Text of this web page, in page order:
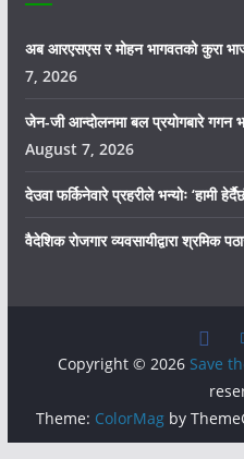
अब आरएसएस र मोहन भागवतको कुरा
7, 2026
जेन-जी आन्दोलनमा बल प्रयोगबारे गगन
August 7, 2026
देउवा फर्किनेवारे प्रहरीले भन्योः ‘हामी
वैदेशिक रोजगार व्यवसायीद्वारा श्रमिक
Copyright © 2026 Save
Theme: ColorMagby